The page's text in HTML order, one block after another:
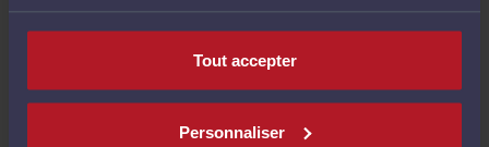
Tout accepter
Personnaliser
Décembre 2022
Septembre 2022